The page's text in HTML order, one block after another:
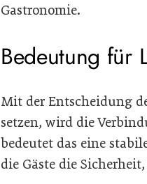
Gastronomie.
Bedeutung für
Mit der Entscheidung
setzen, wird die
bedeutet das eine
die Gäste die